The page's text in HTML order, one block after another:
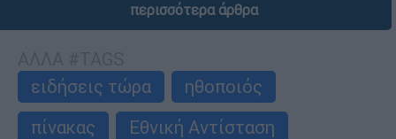
περισσότερα άρθρα
ειδήσεις τώρα
ηθοποιός
πίνακας
Εθνική Αντίσταση